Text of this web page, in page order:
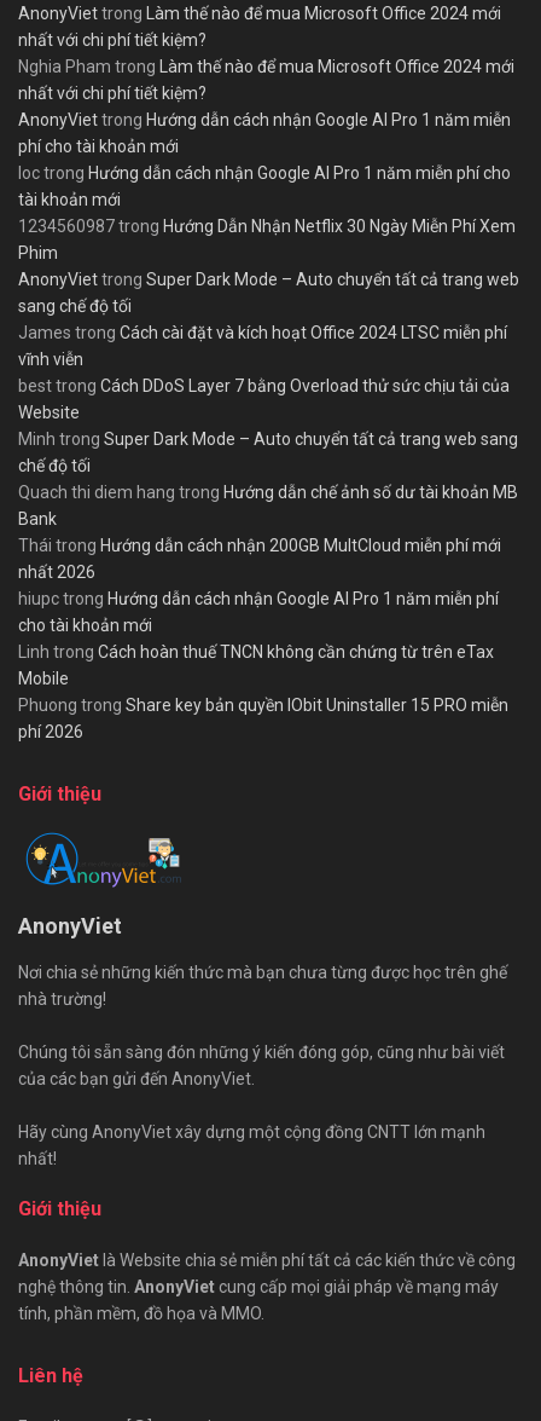
AnonyViettrong
Làm thế nào để mua Microsoft Office 2024 mới
nhất với chi phí tiết kiệm?
Nghia Pham trong
Làm thế nào để mua Microsoft Office 2024 mới
nhất với chi phí tiết kiệm?
AnonyViettrong Hướng dẫn cách nhận Google AI Pro 1 năm miễn
phí cho tài khoản mới
loctrong Hướng dẫn cách nhận Google AI Pro 1 năm miễn phí cho
tài khoản mới
1234560987trong Hướng Dẫn Nhận Netflix 30 Ngày Miễn Phí Xem
Phim
AnonyViettrong Super Dark Mode – Auto chuyển tất cả trang web
sang chế độ tối
James trong Cách cài đặt và kích hoạt Office 2024 LTSC miễn phí
vĩnh viễn
besttrong Cách DDoS Layer 7 bằng Overload thử sức chịu tải của
Website
Minh trong Super Dark Mode – Auto chuyển tất cả trang web sang
chế độ tối
Quach thi diem hang trong Hướng dẫn chế ảnh số dư tài khoản MB
Bank
Thái trong Hướng dẫn cách nhận 200GB MultCloud miễn phí mới
nhất 2026
hiupctrong Hướng dẫn cách nhận Google AI Pro 1 năm miễn phí
cho tài khoản mới
Linh trong Cách hoàn thuế TNCN không cần chứng từ trên eTax
Mobile
Phuong trong Share key bản quyền IObit Uninstaller 15 PRO miễn
phí 2026
Giới thiệu
AnonyViet
Nơi chia sẻ những kiến thức mà bạn chưa từng được học trên ghế
nhà trường!
Chúng tôi sẵn sàng đón những ý kiến đóng góp, cũng như bài viết
của các bạn gửi đến AnonyViet.
Hãy cùng AnonyViet xây dựng một cộng đồng CNTT lớn mạnh
nhất!
Giới thiệu
AnonyViet là Website chia sẻ miễn phí tất cả các kiến thức về công
nghệ thông tin. AnonyViet cung cấp mọi giải pháp về mạng máy
tính, phần mềm, đồ họa và MMO.
Liên hệ